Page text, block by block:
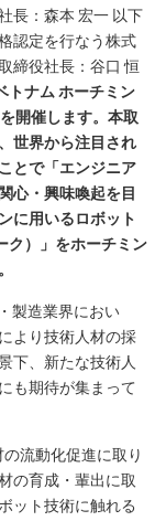
長：森本 宏一 以下
認定を行なう株式
締役社長：谷口 恒
トナム ホーチミン
開催します。本取
世界から注目され
とで「エンジニア
心・興味喚起を目
に用いるロボット
ク）」をホーチミン
製造業界におい
より技術人材の採
下、新たな技術人
も期待が集まって
流動化促進に取り
の育成・輩出に取
ット技術に触れる